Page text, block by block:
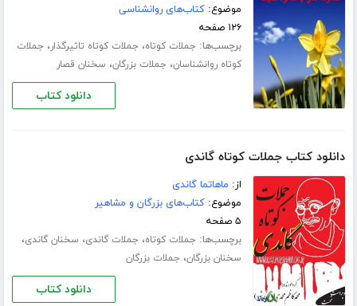
موضوع:کتاب‌های روانشناسی
۱۲۶ صفحه
برچسب‌ها: جملات کوتاه، جملات کوتاه تاثیرگذار، جملات
کوتاه روانشناسان، جملات بزرگان، سخنان قصار
دانلود کتاب
دانلود کتاب جملات کوتاه گاندی
از: ماهاتما گاندی
موضوع:کتاب‌های بزرگان و مشاهیر
۵ صفحه
برچسب‌ها: جملات کوتاه، جملات گاندی، سخنان گاندی،
سخنان بزرگان، جملات بزرگان
دانلود کتاب